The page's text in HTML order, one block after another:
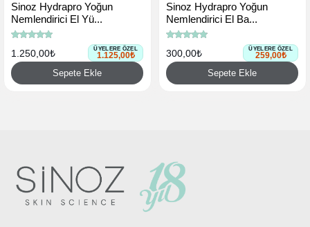
Sinoz Hydrapro Yoğun
Nemlendirici El Yü...
1.250,00₺ ÜYELERE ÖZEL
1.125,00₺
Sepete Ekle
Sinoz Hydrapro Yoğun
Nemlendirici El Ba...
300,00₺ ÜYELERE ÖZEL
259,00₺
Sepete Ekle